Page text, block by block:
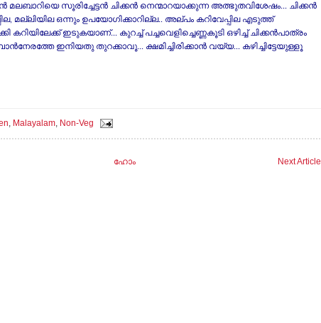
മലബാറിയെ സൂരിച്ചേട്ടന്‍ ചിക്കന്‍ നെന്മാറയാക്കുന്ന അത്ഭുതവിശേഷം... ചിക്കന്‍
മല്ലിയില ഒന്നും ഉപയോഗിക്കാറില്ല.. അല്‌പം കറിവേപ്പില എടുത്ത്‌
കറിയിലേക്ക്‌ ഇടുകയാണ്‌... കുറച്ച്‌ പച്ചവെളിച്ചെണ്ണകൂടി ഒഴിച്ച്‌ ചിക്കന്‍പാത്രം
ഇനിയതു തുറക്കാവൂ... ക്ഷമിച്ചിരിക്കാന്‍ വയ്യ... കഴിച്ചിട്ടേയുള്ളൂ
, Malayalam, Non-Veg
Next Article
ഹോം